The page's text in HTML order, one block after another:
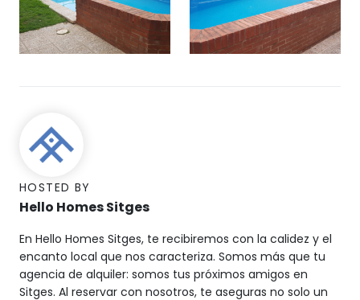
HOSTED BY
Hello Homes Sitges
En Hello Homes Sitges, te recibiremos con la calidez y el
encanto local que nos caracteriza. Somos más que tu
agencia de alquiler: somos tus próximos amigos en
Sitges. Al reservar con nosotros, te aseguras no solo un